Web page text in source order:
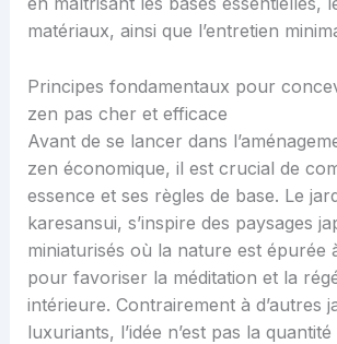
matériaux, ainsi que l’entretien
Principes fondamentaux pour
zen pas cher et efficace
Avant de se lancer dans
zen économique, il est crucial de
essence et ses règles de base. Le
karesansui, s’inspire des paysages
miniaturisés où la nature est épurée
pour favoriser la méditation et la
intérieure. Contrairement à d’autres
luxuriants, l’idée n’est pas la quantité